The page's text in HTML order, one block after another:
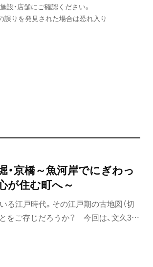
設・店舗にご確認ください。
りを発見された場合は恐れ入り
・京橋～魚河岸でにぎわっ
が住む町へ～
る江戸時代。その江戸期の古地図（切
をご存じだろうか？ 今回は、文久3年
く日本橋・八丁堀・京橋の散歩コース
！